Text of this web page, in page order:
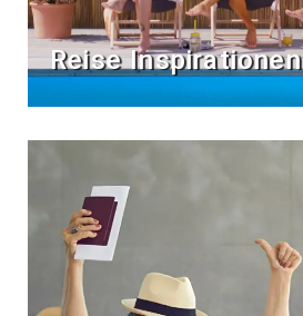
Reise Inspirationen